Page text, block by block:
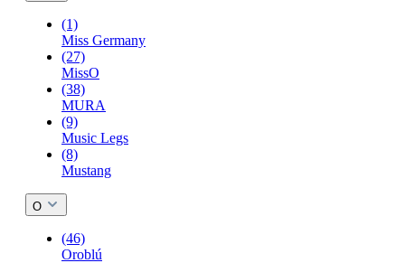
(1)
Miss Germany
(27)
MissO
(38)
MURA
(9)
Music Legs
(8)
Mustang
O
(46)
Oroblú